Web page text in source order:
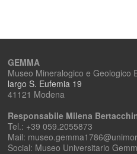
GEMMA
Museo Mineralogico e Geologico
largo S. Eufemia 19
41121 Modena
Responsabile Milena
Tel.: +39 059.2055873
Mail:
Social: Museo Universitario